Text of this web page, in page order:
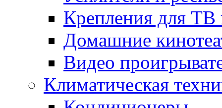
Крепления для ТВ
Домашние
Видео
Климатическая